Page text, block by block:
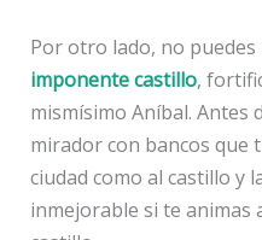
Por otro lado, no
imponente castillo,
mismísimo Aníbal. Antes
mirador con bancos que
ciudad como al castillo y
inmejorable si te animas